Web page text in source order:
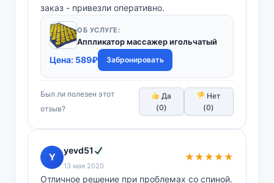
заказ - привезли оперативно.
ОБ УСЛУГЕ:
Аппликатор массажер игольчатый
Цена: 589₽ Забронировать
Был ли полезен этот
отзыв?
Да
(0)
Нет
(0)
Y
yevd51
13 мая 2020
★★★★★
Отличное решение при проблемах со спиной.